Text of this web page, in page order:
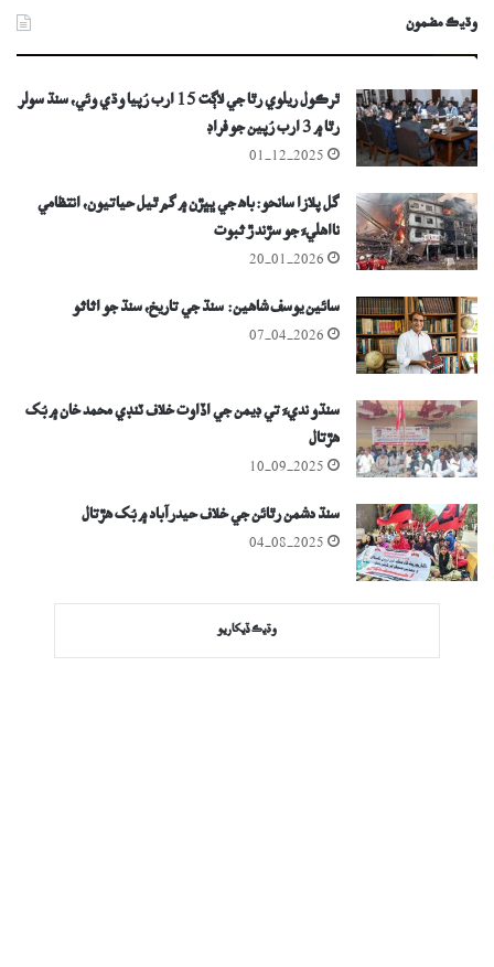
وڌيڪ مضمون
ٿرڪول ريلوي رٿا جي لاڳت 15 ارب رُپيا وڌي وئي، سنڌ سولر
رٿا ۾ 3 ارب رُپين جو فراڊ
01-12-2025
گل پلازا سانحو: باھ جي ڀڀڙن ۾ گم ٿيل حياتيون، انتظامي
نااهليءَ جو سڙندڙ ثبوت
20-01-2026
سائين يوسف شاهين: سنڌ جي تاريخ، سنڌ جو اثاثو
07-04-2026
سنڌو نديءَ تي ڊيمن جي اڏاوت خلاف ٽنڊي محمد خان ۾ بُک
ھڙتال
10-09-2025
سنڌ دشمن رٿائن جي خلاف حيدرآباد ۾ بُک ھڙتال
04-08-2025
وڌيڪ ڏيکاريو